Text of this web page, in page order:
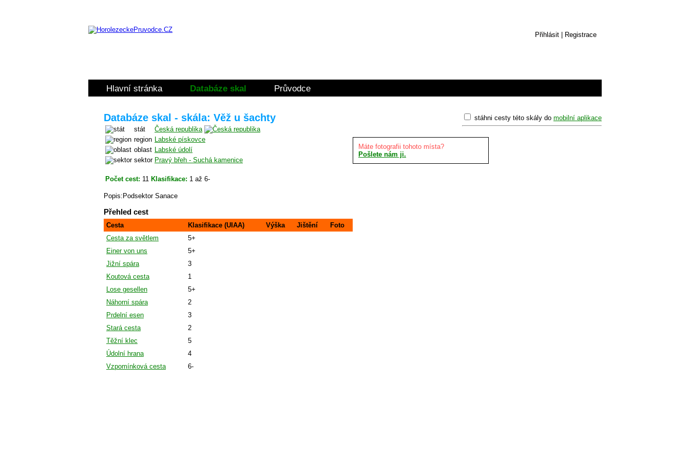
Přihlásit Registrace
Hlavní stránka Databáze skal Průvodce
stáhni cesty této skály do mobilní aplikace
Databáze skal - skála: Věž u šachty
stát
Česká republika
region Labské pískovce
oblast Labské údolí
sektor Pravý břeh - Suchá kamenice
Počet cest: 11 Klasifikace: 1 až 6-
Popis:Podsektor Sanace
Přehled cest
Cesta Klasifikace (UIAA) Výška Jištění
Foto
Cesta za světlem
5+
Einer von uns
5+
Jižní spára
3
Koutová cesta
1
Lose gesellen
5+
Náhorní spára
2
Prdelní esen
3
Stará cesta
2
Těžní klec
5
Údolní hrana
4
Vzpomínková cesta
6-
Máte fotografii tohoto místa?
Pošlete nám ji.